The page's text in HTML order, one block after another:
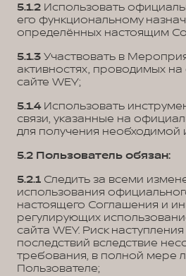
5.1.2 Использовать
его функциональному
определённых настоящим
5.1.3 Участвовать в
активностях, проводимых
сайте WEY;
5.1.4Использовать
связи, указанные на
для получения
5.2 Пользователь обязан:
5.2.1 Следить за всеми
использования
настоящего Соглашения и
регулирующих
сайта WEY. Риск
последствий вследствие
требования, в полной мере
Пользователе;